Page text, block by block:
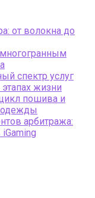
от волокна до
спектр услуг
жизни
пошива и
одежды
арбитража: